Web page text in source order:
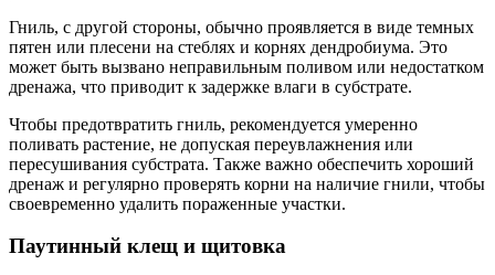
Гниль, с другой стороны, обычно проявляется в виде темных
пятен или плесени на стеблях и корнях дендробиума. Это
может быть вызвано неправильным поливом или недостатком
дренажа, что приводит к задержке влаги в субстрате.
Чтобы предотвратить гниль, рекомендуется умеренно
поливать растение, не допуская переувлажнения или
пересушивания субстрата. Также важно обеспечить хороший
дренаж и регулярно проверять корни на наличие гнили, чтобы
своевременно удалить пораженные участки.
Паутинный клещ и щитовка